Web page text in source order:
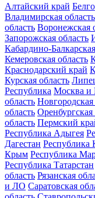
Алтайский край
Владимирская область
область Воронежская
Запорожская область
Кабардино-
Кемеровская область
Краснодарский край
Курская область
Республика Москва и
область Новгородская
область Оренбургская
область Пермский
Республика Адыгея
Дагестан Республика
Крым Республика
Республика Татарстан
область Рязанская
и ЛО Саратовская